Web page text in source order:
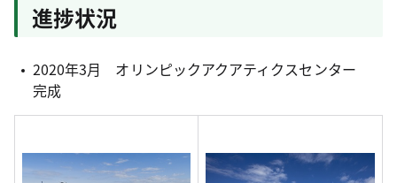
進捗状況
2020年3月 オリンピックアクアティクスセンター
完成